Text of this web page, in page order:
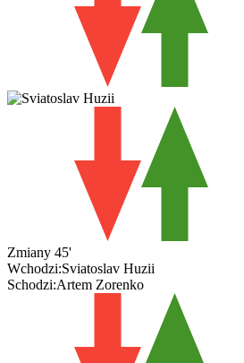
Zmiany 45'
Wchodzi:Sviatoslav Huzii
Schodzi:Artem Zorenko